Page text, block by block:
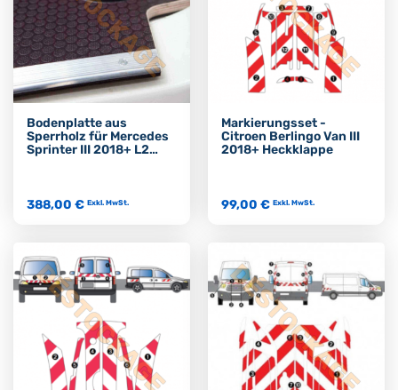
Bodenplatte aus
Sperrholz für Mercedes
Sprinter III 2018+ L2
388,00 € Exkl. MwSt.
Markierungsset -
Citroen Berlingo Van III
2018+ Heckklappe
99,00 € Exkl. MwSt.